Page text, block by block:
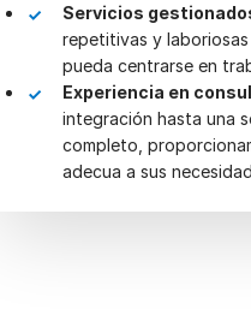
Servicios
repetitivas y
pueda centrarse en
Experiencia en
integración hasta una
completo,
adecua a sus